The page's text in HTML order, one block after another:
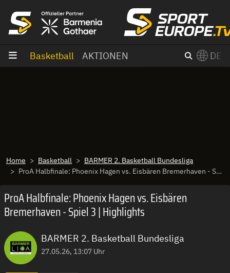
Basketball AKTIONEN DE
Home Basketball
BARMER 2. Basketball Bundesliga
ProA Halbfinale: Phoenix Hagen vs. Eisbären Bremerhaven - Spiel 3 | Highlights
ProA Halbfinale: Phoenix Hagen vs. Eisbären
Bremerhaven - Spiel 3 | Highlights
BARMER 2. Basketball Bundesliga
27.05.26, 13:07 Uhr